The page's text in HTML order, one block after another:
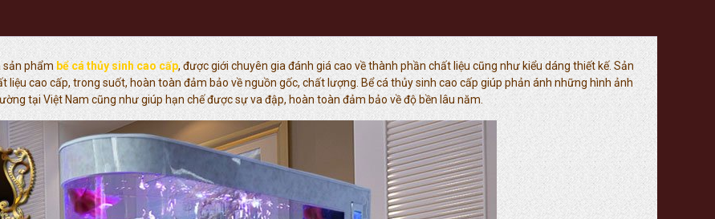
sản phẩm bể cá thủy sinh cao cấp, được giới chuyên gia đánh giá cao về thành phần chất liệu cũng như kiểu dáng thiết kế. Sản
cao cấp, trong suốt, hoàn toàn đảm bảo về nguồn gốc, chất lượng. Bể cá thủy sinh cao cấp giúp phản ánh những hình ảnh
tại Việt Nam cũng như giúp hạn chế được sự va đập, hoàn toàn đảm bảo về độ bền lâu năm.